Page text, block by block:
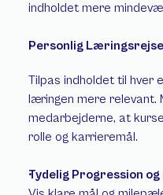
indholdet mere
Personlig Læringsrejse
Tilpas indholdet til hver
læringen mere relevant.
medarbejderne, at
rolle og karrieremål.
Tydelig Progression og